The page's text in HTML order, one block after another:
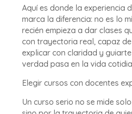
Aquí es donde la experiencia
marca la diferencia: no es lo
recién empieza a dar clases
con trayectoria real, capaz
explicar con claridad y
verdad pasa en la vida
Elegir cursos con docentes
Un curso serio no se mide